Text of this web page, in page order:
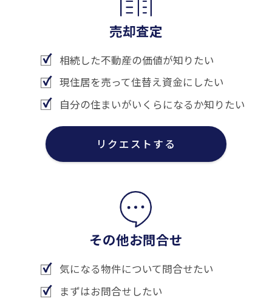
売却査定
相続した不動産の価値が知りたい
現住居を売って住替え資金にしたい
自分の住まいがいくらになるか知りたい
リクエストする
その他お問合せ
気になる物件について問合せたい
まずはお問合せしたい